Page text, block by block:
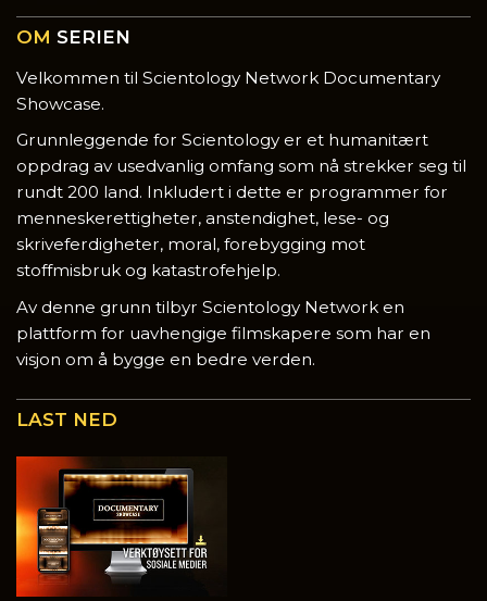
OM SERIEN
Velkommen til Scientology Network Documentary
Showcase.
Grunnleggende for Scientology er et humanitært
oppdrag av usedvanlig omfang som nå strekker seg til
rundt 200 land. Inkludert i dette er programmer for
menneskerettigheter, anstendighet, lese- og
skriveferdigheter, moral, forebygging mot
stoffmisbruk og katastrofehjelp.
Av denne grunn tilbyr Scientology Network en
plattform for uavhengige filmskapere som har en
visjon om å bygge en bedre verden.
LAST NED